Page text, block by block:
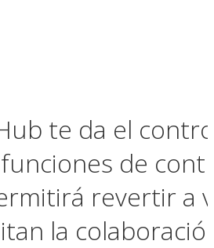
te da el
de
revertir a
la